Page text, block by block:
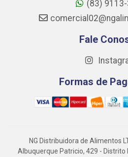
(83)
Fale
Formas de
NG Distribuidora de Alimentos
Albuquerque Patricio, 429 - Distrito